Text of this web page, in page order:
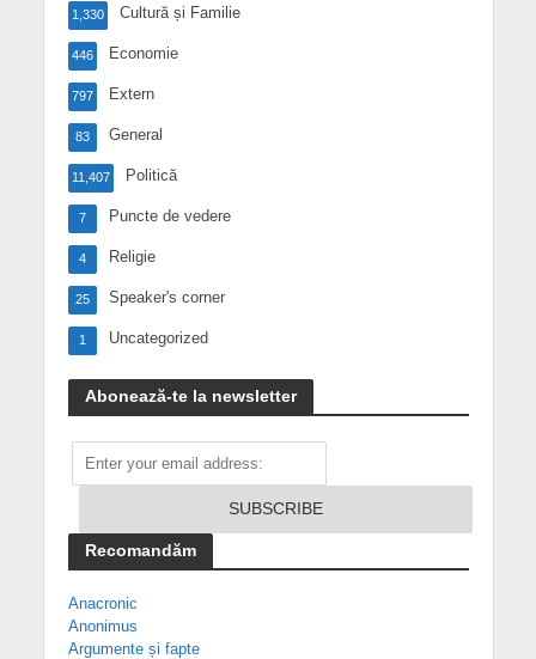
Cultură și Familie
1,330
Economie
446
Extern
797
General
83
Politică
11,407
Puncte de vedere
7
Religie
4
Speaker's corner
25
Uncategorized
1
Abonează-te la newsletter
Recomandăm
Anacronic
Anonimus
Argumente și fapte